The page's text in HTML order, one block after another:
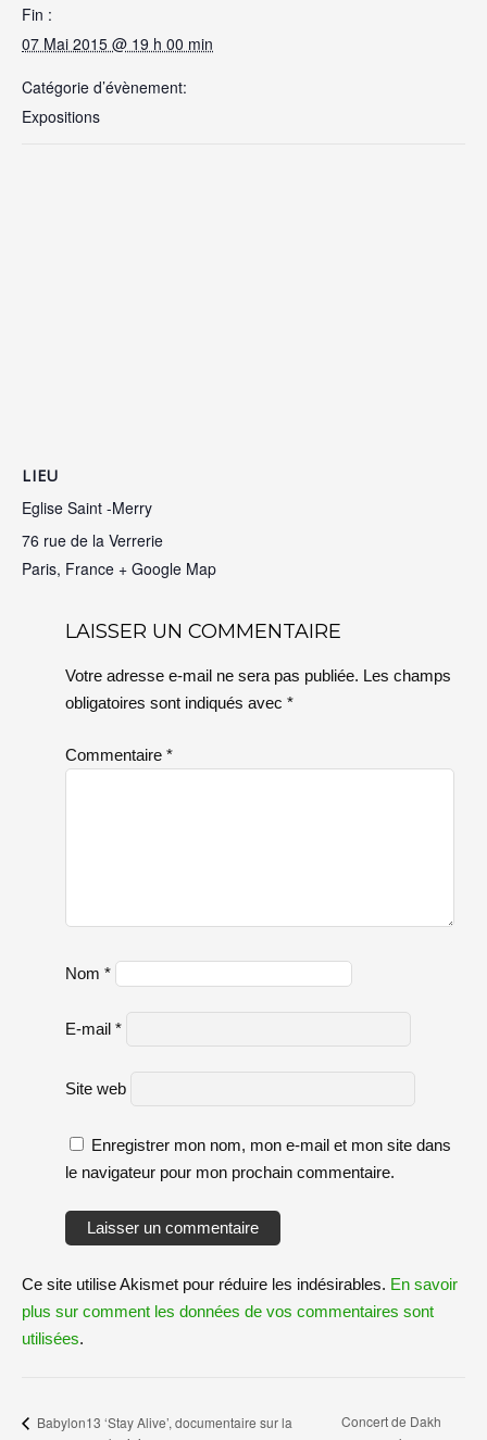
Fin :
07 Mai 2015 @ 19 h 00 min
Catégorie d’évènement:
Expositions
LIEU
Eglise Saint -Merry
76 rue de la Verrerie
Paris, France + Google Map
LAISSER UN COMMENTAIRE
Votre adresse e-mail ne sera pas publiée. Les champs
obligatoires sont indiqués avec *
Commentaire *
Nom *
E-mail *
Site web
Enregistrer mon nom, mon e-mail et mon site dans
le navigateur pour mon prochain commentaire.
Ce site utilise Akismet pour réduire les indésirables. En savoir
plus sur comment les données de vos commentaires sont
utilisées.
Babylon13 ‘Stay Alive’, documentaire sur la
Concert de Dakh